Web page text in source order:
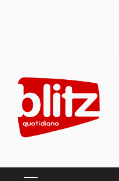
content